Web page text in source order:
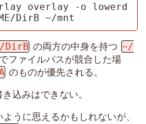
overlay -o lowerd
DirB ~/mnt
DirB の両方の中身を持つ ~/
ファイルパスが競合した場
のものが優先される。
込みはできない。
うに思えるかもしれないが、